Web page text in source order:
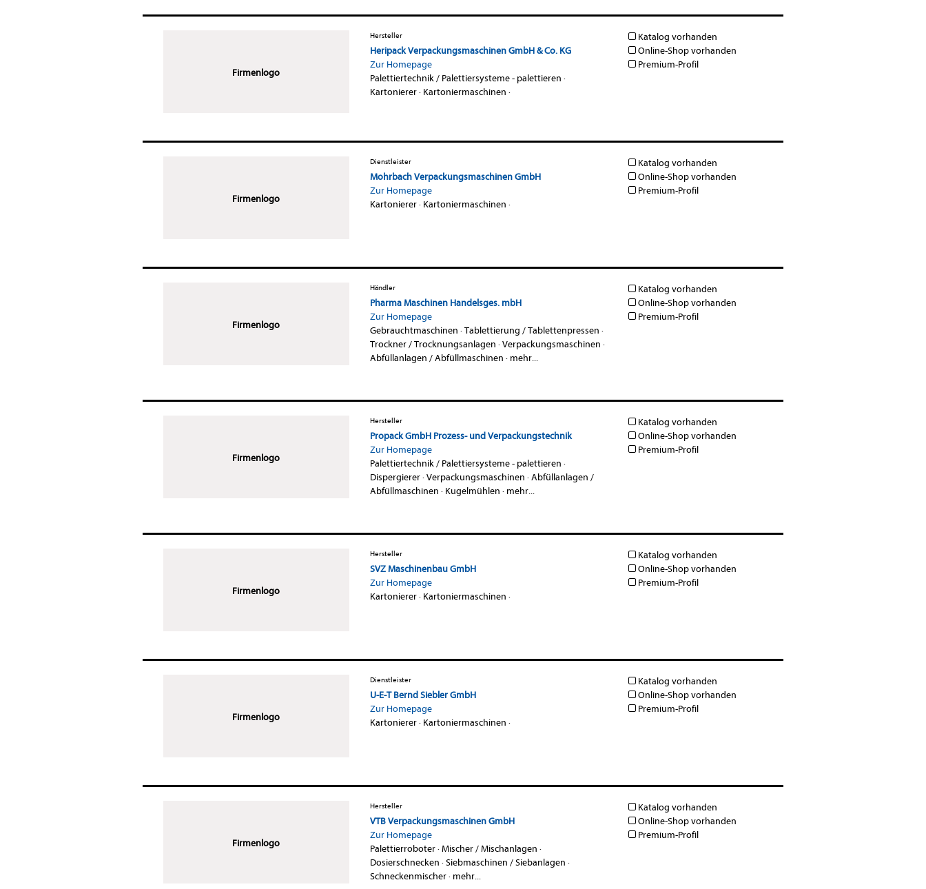
Firmenlogo
Hersteller
Heripack Verpackungsmaschinen GmbH & Co. KG
Zur Homepage
Palettiertechnik / Palettiersysteme - palettieren ·
Kartonierer· Kartoniermaschinen ·
Katalog vorhanden
Online-Shop vorhanden
Premium-Profil
Firmenlogo
Dienstleister
Mohrbach Verpackungsmaschinen GmbH
Zur Homepage
Kartonierer· Kartoniermaschinen ·
Katalog vorhanden
Online-Shop vorhanden
Premium-Profil
Firmenlogo
Händler
Pharma Maschinen Handelsges. mbH
Zur Homepage
Gebrauchtmaschinen ·Tablettierung / Tablettenpressen ·
Trockner / Trocknungsanlagen ·Verpackungsmaschinen ·
Abfüllanlagen / Abfüllmaschinen · mehr...
Katalog vorhanden
Online-Shop vorhanden
Premium-Profil
Firmenlogo
Hersteller
Propack GmbH Prozess- und Verpackungstechnik
Zur Homepage
Palettiertechnik / Palettiersysteme - palettieren ·
Dispergierer·Verpackungsmaschinen ·Abfüllanlagen /
Abfüllmaschinen · Kugelmühlen · mehr...
Katalog vorhanden
Online-Shop vorhanden
Premium-Profil
Firmenlogo
Hersteller
SVZ Maschinenbau GmbH
Zur Homepage
Kartonierer· Kartoniermaschinen ·
Katalog vorhanden
Online-Shop vorhanden
Premium-Profil
Firmenlogo
Dienstleister
U-E-T Bernd Siebler GmbH
Zur Homepage
Kartonierer· Kartoniermaschinen ·
Katalog vorhanden
Online-Shop vorhanden
Premium-Profil
Firmenlogo
Hersteller
VTB Verpackungsmaschinen GmbH
Zur Homepage
Palettierroboter·Mischer / Mischanlagen ·
Dosierschnecken ·Siebmaschinen / Siebanlagen ·
Schneckenmischer· mehr...
Katalog vorhanden
Online-Shop vorhanden
Premium-Profil